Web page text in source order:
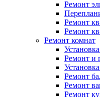
Ремонт
Ремонт
Ремонт
Ремонт комнат
Ремонт и
Ремонт
Ремонт
Ремонт